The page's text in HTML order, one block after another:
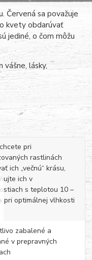
Červená sa považuje
kvety obdarúvať
jediné, o čom môžu
lásky,
pri
rastlinách
ich „večnú“ krásu,
ich v
s teplotou 10 –
pri optimálnej vlhkosti
zabalené a
v prepravných